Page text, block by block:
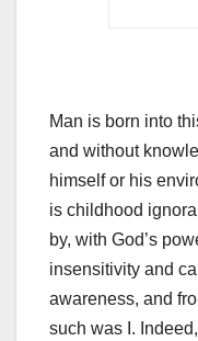
Man is born into
and without
himself or his
is childhood
by, with God’s
insensitivity and
awareness, and
such was I.